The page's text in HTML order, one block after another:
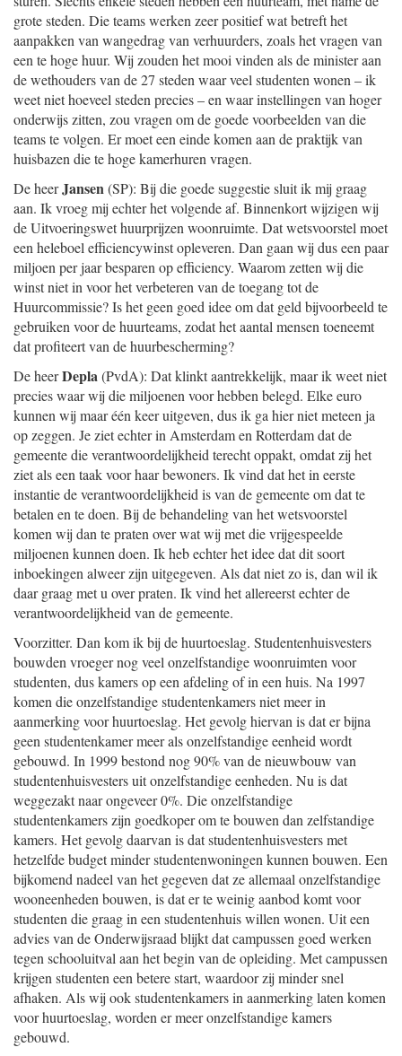
grote steden. Die teams werken zeer positief wat betreft het
aanpakken van wangedrag van verhuurders, zoals het vragen van
een te hoge huur. Wij zouden het mooi vinden als de minister aan
de wethouders van de 27 steden waar veel studenten wonen – ik
weet niet hoeveel steden precies – en waar instellingen van hoger
onderwijs zitten, zou vragen om de goede voorbeelden van die
teams te volgen. Er moet een einde komen aan de praktijk van
huisbazen die te hoge kamerhuren vragen.
De heerJansen(SP): Bij die goede suggestie sluit ik mij graag
aan. Ik vroeg mij echter het volgende af. Binnenkort wijzigen wij
de Uitvoeringswet huurprijzen woonruimte. Dat wetsvoorstel moet
een heleboel efficiencywinst opleveren. Dan gaan wij dus een paar
miljoen per jaar besparen op efficiency. Waarom zetten wij die
winst niet in voor het verbeteren van de toegang tot de
Huurcommissie? Is het geen goed idee om dat geld bijvoorbeeld te
gebruiken voor de huurteams, zodat het aantal mensen toeneemt
dat profiteert van de huurbescherming?
De heerDepla(PvdA): Dat klinkt aantrekkelijk, maar ik weet niet
precies waar wij die miljoenen voor hebben belegd. Elke euro
kunnen wij maar één keer uitgeven, dus ik ga hier niet meteen ja
op zeggen. Je ziet echter in Amsterdam en Rotterdam dat de
gemeente die verantwoordelijkheid terecht oppakt, omdat zij het
ziet als een taak voor haar bewoners. Ik vind dat het in eerste
instantie de verantwoordelijkheid is van de gemeente om dat te
betalen en te doen. Bij de behandeling van het wetsvoorstel
komen wij dan te praten over wat wij met die vrijgespeelde
miljoenen kunnen doen. Ik heb echter het idee dat dit soort
inboekingen alweer zijn uitgegeven. Als dat niet zo is, dan wil ik
daar graag met u over praten. Ik vind het allereerst echter de
verantwoordelijkheid van de gemeente.
Voorzitter. Dan kom ik bij de huurtoeslag. Studentenhuisvesters
bouwden vroeger nog veel onzelfstandige woonruimten voor
studenten, dus kamers op een afdeling of in een huis. Na 1997
komen die onzelfstandige studentenkamers niet meer in
aanmerking voor huurtoeslag. Het gevolg hiervan is dat er bijna
geen studentenkamer meer als onzelfstandige eenheid wordt
gebouwd. In 1999 bestond nog 90% van de nieuwbouw van
studentenhuisvesters uit onzelfstandige eenheden. Nu is dat
weggezakt naar ongeveer 0%. Die onzelfstandige
studentenkamers zijn goedkoper om te bouwen dan zelfstandige
kamers. Het gevolg daarvan is dat studentenhuisvesters met
hetzelfde budget minder studentenwoningen kunnen bouwen. Een
bijkomend nadeel van het gegeven dat ze allemaal onzelfstandige
wooneenheden bouwen, is dat er te weinig aanbod komt voor
studenten die graag in een studentenhuis willen wonen. Uit een
advies van de Onderwijsraad blijkt dat campussen goed werken
tegen schooluitval aan het begin van de opleiding. Met campussen
krijgen studenten een betere start, waardoor zij minder snel
afhaken. Als wij ook studentenkamers in aanmerking laten komen
voor huurtoeslag, worden er meer onzelfstandige kamers
gebouwd.